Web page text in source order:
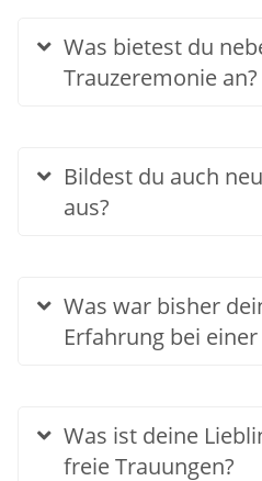
Was bietest du
Trauzeremonie an?
Bildest du auch
aus?
Was war bisher
Erfahrung bei
Was ist deine
freie Trauungen?